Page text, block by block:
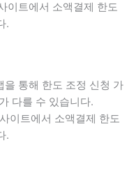
이트에서 소액결제 한도
.
을 통해 한도 조정 신청 가
다를 수 있습니다.
이트에서 소액결제 한도
.